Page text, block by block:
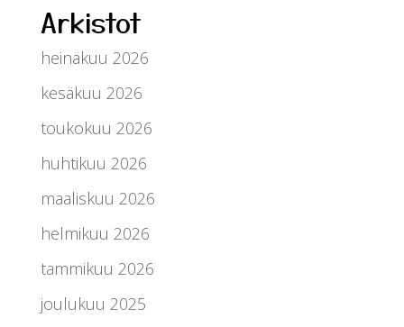
Arkistot
heinäkuu 2026
kesäkuu 2026
toukokuu 2026
huhtikuu 2026
maaliskuu 2026
helmikuu 2026
tammikuu 2026
joulukuu 2025